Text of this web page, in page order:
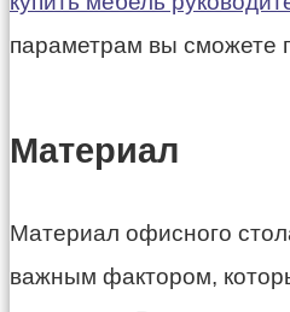
параметрам вы сможете
Материал
Материал офисного
важным фактором,